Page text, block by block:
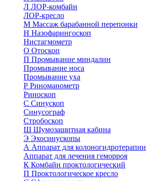
Л ЛОР-комбайн
ЛОР-кресло
М Массаж барабанной перепонки
Н Назофарингоскоп
Нистагмометр
О Отоскоп
П Промывание миндалин
Промывание носа
Промывание уха
Р Риноманометр
Риноскоп
С Синускоп
Синусограф
Стробоскоп
Ш Шумозащитная кабина
Э Эхосинускопы
А Аппарат для колоногидротерапии
Аппарат для лечения геморроя
К Комбайн проктологический
П Проктологическое кресло